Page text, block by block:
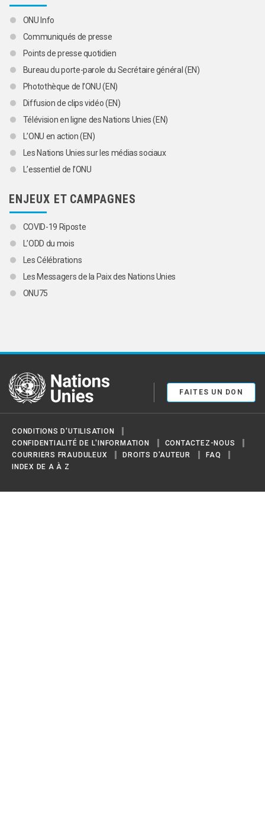
ONU Info
Communiqués de presse
Points de presse quotidien
Bureau du porte-parole du Secrétaire général (EN)
Photothèque de l’ONU (EN)
Diffusion de clips vidéo (EN)
Télévision en ligne des Nations Unies (EN)
L’ONU en action (EN)
Les Nations Unies sur les médias sociaux
L’essentiel de l’ONU
ENJEUX ET CAMPAGNES
COVID-19 Riposte
L’ODD du mois
Les Célébrations
Les Messagers de la Paix des Nations Unies
ONU75
United Nations
FAITES UN DON
CONDITIONS D'UTILISATION
CONFIDENTIALITÉ DE L'INFORMATION
CONTACTEZ-NOUS
COURRIERS FRAUDULEUX
DROITS D'AUTEUR
FAQ
INDEX DE A À Z